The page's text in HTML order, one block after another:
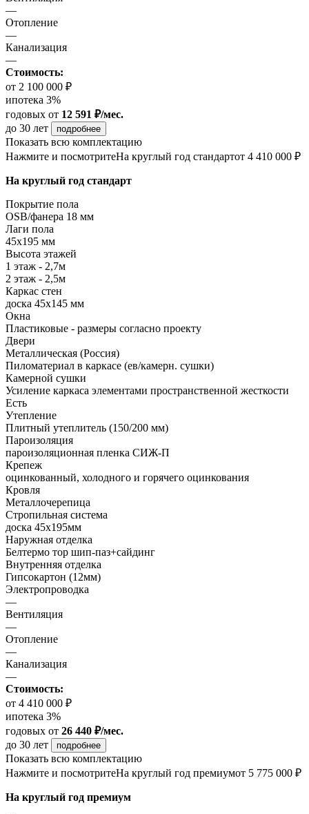
—
Отопление
—
Канализация
—
Стоимость:
от 2 100 000 ₽
ипотека 3%
годовых от 12 591 ₽/мес.
до 30 лет
подробнее
Показать всю комплектацию
Нажмите и посмотритеНа круглый год стандартот 4 410 000 ₽
На круглый год стандарт
Покрытие пола
ОSB/фанера 18 мм
Лаги пола
45х195 мм
Высота этажей
1 этаж - 2,7м
2 этаж - 2,5м
Каркас стен
доска 45х145 мм
Окна
Пластиковые - размеры согласно проекту
Двери
Металлическая (Россия)
Пиломатериал в каркасе (ев/камерн. сушки)
Камерной сушки
Усиление каркаса элементами пространственной жесткости
Есть
Утепление
Плитный утеплитель (150/200 мм)
Пароизоляция
пароизоляционная пленка СИЖ-П
Крепеж
оцинкованный, холодного и горячего оцинкования
Кровля
Металлочерепица
Стропильная система
доска 45х195мм
Наружная отделка
Белтермо тор шип-паз+сайдинг
Внутренняя отделка
Гипсокартон (12мм)
Электропроводка
—
Вентиляция
—
Отопление
—
Канализация
—
Стоимость:
от 4 410 000 ₽
ипотека 3%
годовых от 26 440 ₽/мес.
до 30 лет
подробнее
Показать всю комплектацию
Нажмите и посмотритеНа круглый год премиумот 5 775 000 ₽
На круглый год премиум